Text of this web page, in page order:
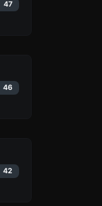
47
46
42